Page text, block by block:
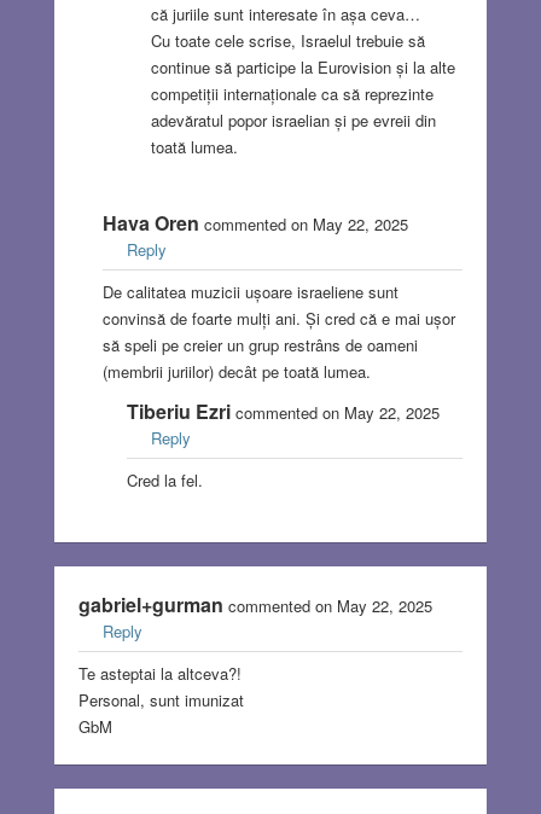
că juriile sunt interesate în așa ceva…
Cu toate cele scrise, Israelul trebuie să
continue să participe la Eurovision și la alte
competiții internaționale ca să reprezinte
adevăratul popor israelian și pe evreii din
toată lumea.
Hava Oren commented on May 22, 2025
Reply
De calitatea muzicii ușoare israeliene sunt
convinsă de foarte mulți ani. Și cred că e mai ușor
să speli pe creier un grup restrâns de oameni
(membrii juriilor) decât pe toată lumea.
Tiberiu Ezricommented on May 22, 2025
Reply
Cred la fel.
gabriel+gurman commented on May 22, 2025
Reply
Te asteptai la altceva?!
Personal, sunt imunizat
GbM